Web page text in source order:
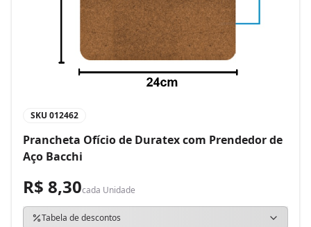
SKU 012462
Prancheta Ofício de Duratex com Prendedor de
Aço Bacchi
R$ 8,30cada Unidade
Tabela de descontos